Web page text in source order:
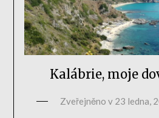
Kalábrie, moje
Zveřejněno v 23 ledna,